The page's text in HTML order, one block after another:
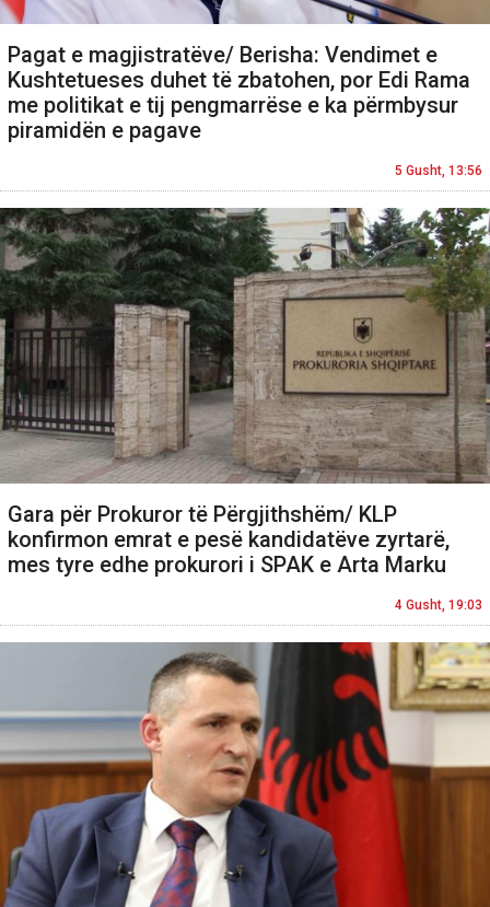
Pagat e magjistratëve/ Berisha: Vendimet e
Kushtetueses duhet të zbatohen, por Edi Rama
me politikat e tij pengmarrëse e ka përmbysur
piramidën e pagave
5 Gusht, 13:56
Gara për Prokuror të Përgjithshëm/ KLP
konfirmon emrat e pesë kandidatëve zyrtarë,
mes tyre edhe prokurori i SPAK e Arta Marku
4 Gusht, 19:03